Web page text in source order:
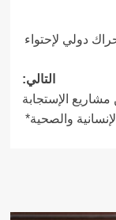
دولي لإحتواء
التالي:
مشاريع الإستجابة
والصحية*